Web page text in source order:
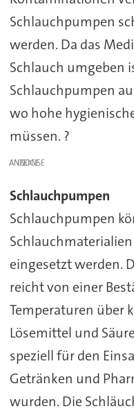
Schlauchpumpen
werden. Da das
Schlauch umgeben
Schlauchpumpen
wo hohe
müssen. ?
ANZEIGE
Schlauchpumpen
Schlauchpumpen
eingesetzt werden.
reicht von einer
Temperaturen über
Lösemittel und
speziell für den
Getränken und
wurden. Die